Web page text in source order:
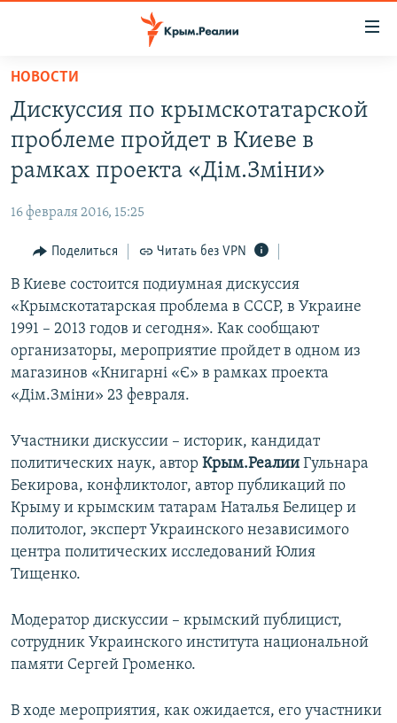
Вернуться
основному
содержанию
Вернутся
главной
навигации
Вернутся
поиску
СПЕЦПРОЕКТЫ
11 ЛЕТ ОККУПАЦИИ КРЫМА. 11 ИСТОРИЙ СОПРОТИВЛЕНИЯ
ВОДА
ЕЩЕ
ИНТЕРАКТИВ
ИНФОГРАФИКА
ТЕЛЕПРОЕКТ КРЫМ.РЕАЛИИ
СОВЕТЫ ПРАВОЗАЩИТНИКОВ
ПРОПАВШИЕ БЕЗ ВЕСТИ
КРЫМ.НЕПОКОРЕННЫЙ
УКРАИНСКАЯ ПРОБЛЕМА КРЫМА
РАДІО СВОБОДА
КАК ОБОЙТИ БЛОКИРОВКУ
Українською
Qırımtatar
Все сайты RFE/RL
НОВОСТИ
Дискуссия по крымскотатарской
проблеме пройдет в Киеве в
рамках проекта «Дім.Зміни»
16 февраля 2016, 15:25
Поделиться Читать без VPN
В Киеве состоится подиумная дискуссия
«Крымскотатарская проблема в СССР, в Украине
1991 – 2013 годов и сегодня». Как сообщают
организаторы, мероприятие пройдет в одном из
магазинов «Книгарні «Є» в рамках проекта
«Дім.Зміни» 23 февраля.
Участники дискуссии – историк, кандидат
политических наук, автор Крым.Реалии Гульнара
Бекирова, конфликтолог, автор публикаций по
Крыму и крымским татарам Наталья Белицер и
политолог, эксперт Украинского независимого
центра политических исследований Юлия
Тищенко.
Модератор дискуссии – крымский публицист,
сотрудник Украинского института национальной
памяти Сергей Громенко.
В ходе мероприятия, как ожидается, его участники